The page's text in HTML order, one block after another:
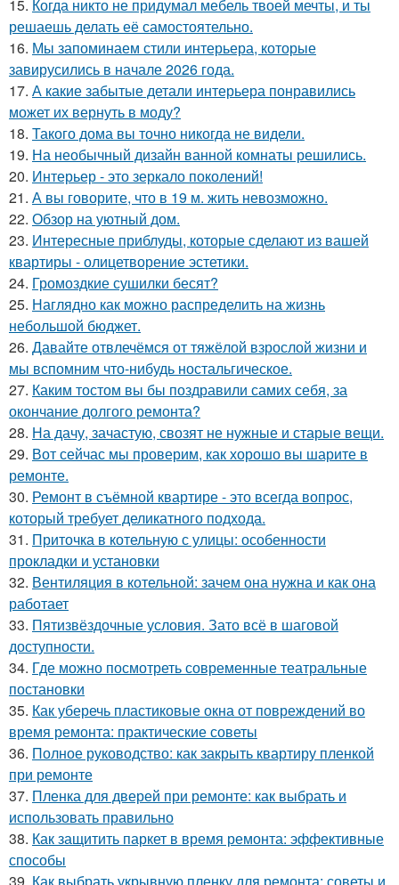
15. Когда никто не придумал мебель твоей мечты, и ты
решаешь делать её самостоятельно.
16. Мы запоминаем стили интерьера, которые
завирусились в начале 2026 года.
17. А какие забытые детали интерьера понравились
может их вернуть в моду?
18. Такого дома вы точно никогда не видели.
19. На необычный дизайн ванной комнаты решились.
20. Интерьер - это зеркало поколений!
21. А вы говорите, что в 19 м. жить невозможно.
22. Обзор на уютный дом.
23. Интересные приблуды, которые сделают из вашей
квартиры - олицетворение эстетики.
24. Громоздкие сушилки бесят?
25. Наглядно как можно распределить на жизнь
небольшой бюджет.
26. Давайте отвлечёмся от тяжёлой взрослой жизни и
мы вспомним что-нибудь ностальгическое.
27. Каким тостом вы бы поздравили самих себя, за
окончание долгого ремонта?
28. На дачу, зачастую, свозят не нужные и старые вещи.
29. Вот сейчас мы проверим, как хорошо вы шарите в
ремонте.
30. Ремонт в съёмной квартире - это всегда вопрос,
который требует деликатного подхода.
31. Приточка в котельную с улицы: особенности
прокладки и установки
32. Вентиляция в котельной: зачем она нужна и как она
работает
33. Пятизвёздочные условия. Зато всё в шаговой
доступности.
34. Где можно посмотреть современные театральные
постановки
35. Как уберечь пластиковые окна от повреждений во
время ремонта: практические советы
36. Полное руководство: как закрыть квартиру пленкой
при ремонте
37. Пленка для дверей при ремонте: как выбрать и
использовать правильно
38. Как защитить паркет в время ремонта: эффективные
способы